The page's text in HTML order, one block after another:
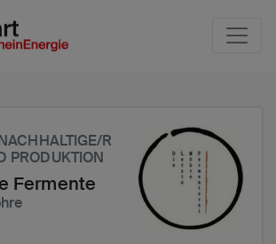
R
PRODUKTION
Fermente